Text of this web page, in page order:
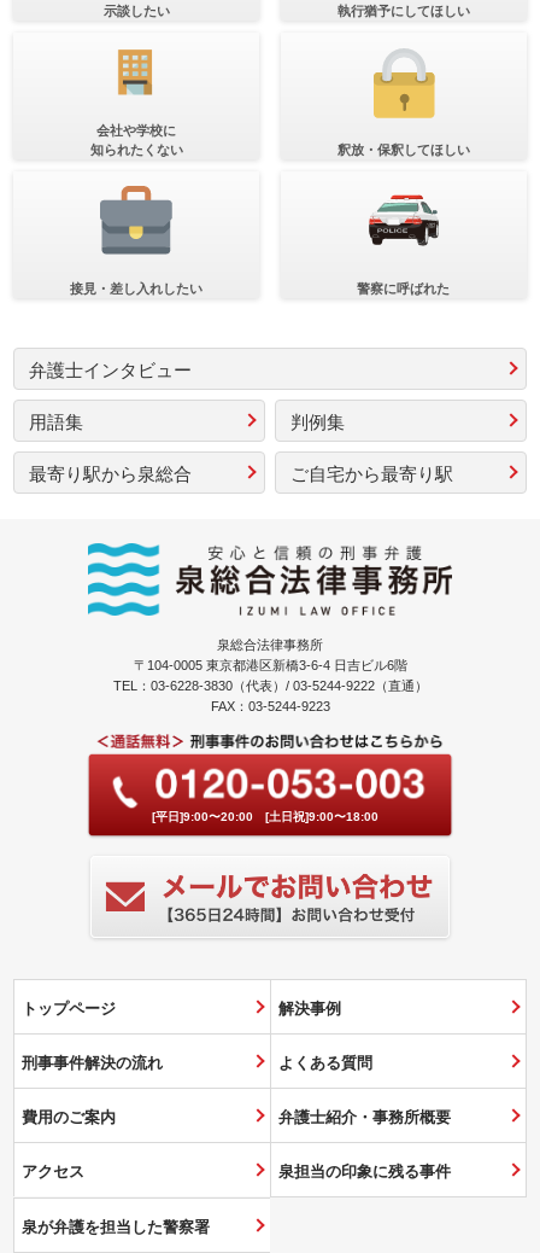
示談したい 執行猶予にしてほしい
会社や学校に
知られたくない
釈放・保釈してほしい
接見・差し入れしたい 警察に呼ばれた
弁護士インタビュー
判例集
用語集
ご自宅から最寄り駅
最寄り駅から泉総合
泉総合法律事務所
〒104-0005 東京都港区新橋3-6-4 日吉ビル6階
TEL：03-6228-3830（代表）/ 03-5244-9222（直通）
FAX：03-5244-9223
[平日]9:00〜20:00 [土日祝]9:00〜18:00
トップページ 解決事例
刑事事件解決の流れ よくある質問
費用のご案内 弁護士紹介・事務所概要
アクセス 泉担当の印象に残る事件
泉が弁護を担当した警察署